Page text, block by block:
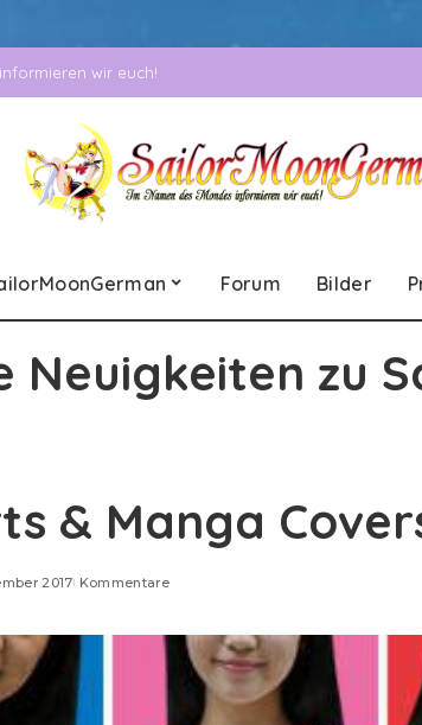
wir euch!
Forum Bilder
Neuigkeiten zu
& Manga
2017 Kommentare